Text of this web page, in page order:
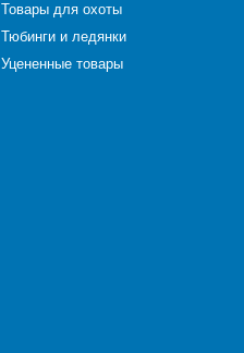
Товары для охоты
Тюбинги и ледянки
Уцененные товары